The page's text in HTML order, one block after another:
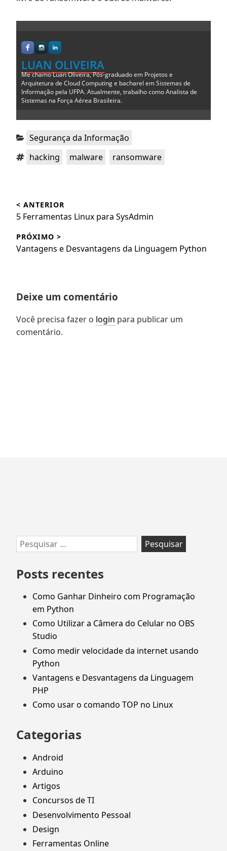
LUAN OLIVEIRA
Me chamo Luan Oliveira, Pós-graduado em Projetos e
Arquitetura de Cloud Computing e bacharel em Sistemas de
Informação pela UFPA. Atualmente, trabalho como Analista de
Sistemas na Força Aérea Brasileira.
Categorias:
Segurança da Informação
Tags:hacking malware ransomware
de
Post
< ANTERIOR
Post
5 Ferramentas Linux para SysAdmin
PRÓXIMO >
Próximo
Vantagens e Desvantagens da Linguagem Python
Deixe um comentário
Você precisa fazer o login para publicar um
comentário.
Pesquisar
por:
Posts recentes
Como Ganhar Dinheiro com Programação
em Python
Como Utilizar a Câmera do Celular no OBS
Studio
Como medir velocidade da internet usando
Python
Vantagens e Desvantagens da Linguagem
PHP
Como usar o comando TOP no Linux
Categorias
Android
Arduino
Artigos
Concursos de TI
Desenvolvimento Pessoal
Design
Ferramentas Online